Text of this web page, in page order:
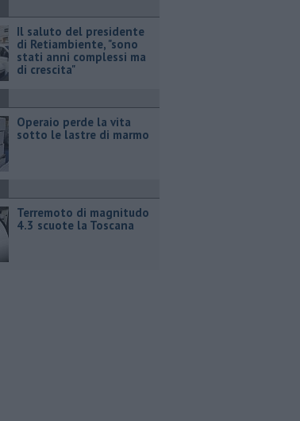
Il saluto del presidente
di Retiambiente, "sono
stati anni complessi ma
di crescita"
Operaio perde la vita
sotto le lastre di marmo
Terremoto di magnitudo
4.3 scuote la Toscana